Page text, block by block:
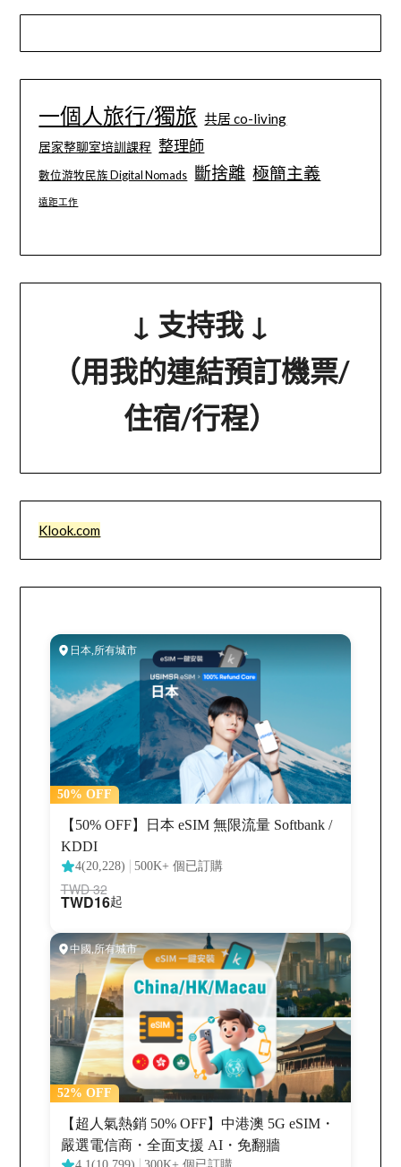
一個人旅行/獨旅 共居 co-living
居家整聊室培訓課程 整理師
數位游牧民族 Digital Nomads 斷捨離 極簡主義
遠距工作
↓ 支持我 ↓
（用我的連結預訂機票/
住宿/行程）
Klook.com